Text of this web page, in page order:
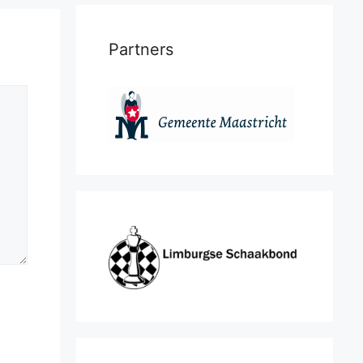
Partners